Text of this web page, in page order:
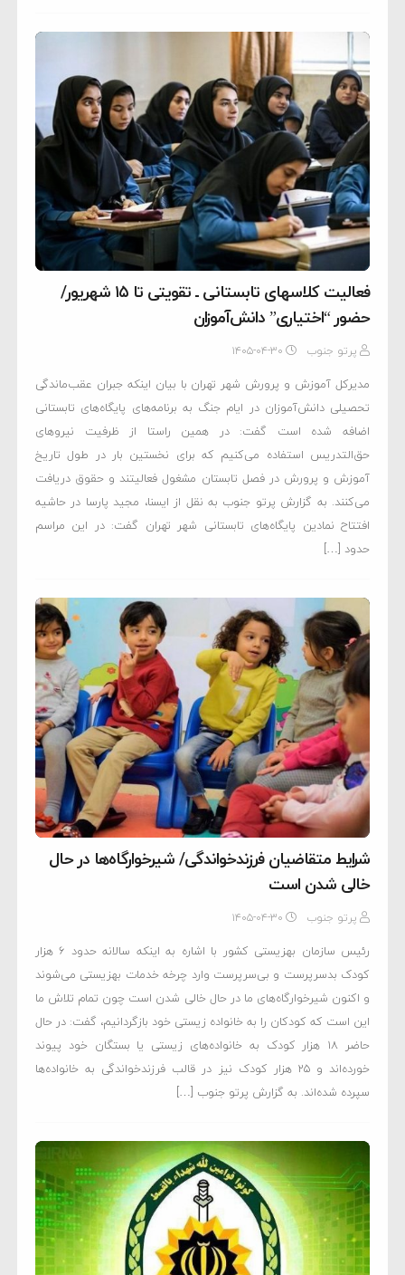
فعالیت کلاسهای تابستانی ـ تقویتی تا ۱۵ شهریور/
حضور “اختیاری” دانش‌آموزان
پرتو جنوب ۱۴۰۵-۰۴-۳۰
مدیرکل آموزش و پرورش شهر تهران با بیان اینکه جبران عقب‌ماندگی
تحصیلی دانش‌آموزان در ایام جنگ به برنامه‌های پایگاه‌های تابستانی
اضافه شده است گفت: در همین راستا از ظرفیت نیروهای
حق‌التدریس استفاده می‌کنیم که برای نخستین بار در طول تاریخ
آموزش و پرورش در فصل تابستان مشغول فعالیتند و حقوق دریافت
می‌کنند. به گزارش پرتو جنوب به نقل از ایسنا، مجید پارسا در حاشیه
افتتاح نمادین پایگاه‌های تابستانی شهر تهران گفت: در این مراسم
حدود […]
شرایط متقاضیان فرزندخواندگی/ شیرخوارگاه‌ها در حال
خالی شدن است
پرتو جنوب ۱۴۰۵-۰۴-۳۰
رئیس سازمان بهزیستی کشور با اشاره به اینکه سالانه حدود ۶ هزار
کودک بدسرپرست و بی‌سرپرست وارد چرخه خدمات بهزیستی می‌شوند
و اکنون شیرخوارگاه‌های ما در حال خالی شدن است چون تمام تلاش ما
این است که کودکان را به خانواده زیستی خود بازگردانیم، گفت: در حال
حاضر ۱۸ هزار کودک به خانواده‌های زیستی یا بستگان خود پیوند
خورده‌اند و ۲۵ هزار کودک نیز در قالب فرزندخواندگی به خانواده‌ها
سپرده شده‌اند. به گزارش پرتو جنوب […]